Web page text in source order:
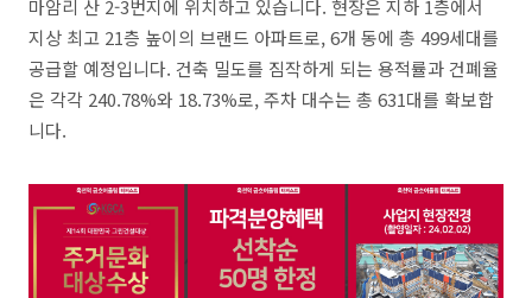
마암리 산 2-3번지에 위치하고 있습니다. 현장은 지하 1층에서
지상 최고 21층 높이의 브랜드 아파트로, 6개 동에 총 499세대를
공급할 예정입니다. 건축 밀도를 짐작하게 되는 용적률과 건폐율
은 각각 240.78%와 18.73%로, 주차 대수는 총 631대를 확보합
니다.